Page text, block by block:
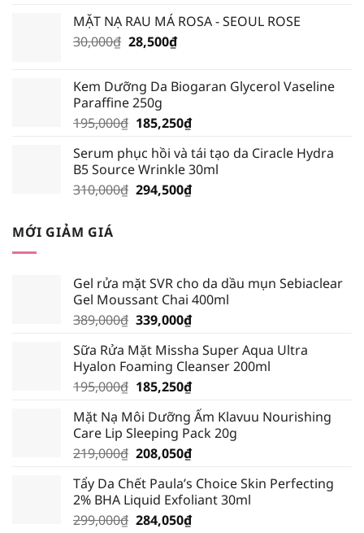
135,000₫.là:
MẶT NẠ RAU MÁ ROSA - SEOUL ROSE
30,000₫ Giá
30,000₫.
28,500₫Giá
là:
Kem Dưỡng Da Biogaran Glycerol Vaseline
Paraffine 250g
195,000₫ Giá
là:
195,000₫.
185,250₫Giá
tại
là:
185,250₫.
Serum phục hồi và tái tạo da Ciracle Hydra
B5 Source Wrinkle 30ml
310,000₫ Giá
294,500₫Giá
MỚI GIẢM GIÁ
Gel rửa mặt SVR cho da dầu mụn Sebiaclear
Gel Moussant Chai 400ml
389,000₫ Giá
là:
389,000₫.
339,000₫Giá
tại
là:
339,000₫.
Sữa Rửa Mặt Missha Super Aqua Ultra
Hyalon Foaming Cleanser 200ml
195,000₫ Giá
là:
195,000₫.
185,250₫Giá
tại
là:
185,250₫.
Mặt Nạ Môi Dưỡng Ẩm Klavuu Nourishing
Care Lip Sleeping Pack 20g
219,000₫ Giá
là:
219,000₫.
208,050₫Giá
tại
là:
208,050₫.
Tẩy Da Chết Paula’s Choice Skin Perfecting
2% BHA Liquid Exfoliant 30ml
299,000₫ Giá
284,050₫Giá